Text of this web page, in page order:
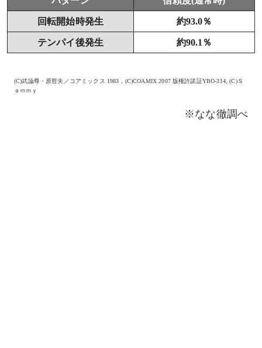
回転開始時発生 約93.0％
テンパイ後発生 約90.1％
(C)武論尊・原哲夫／コアミックス 1983，(C)COAMIX 2007 版権許諾証YBO-314, (C)Ｓ
ａｍｍｙ
※なな徹調べ